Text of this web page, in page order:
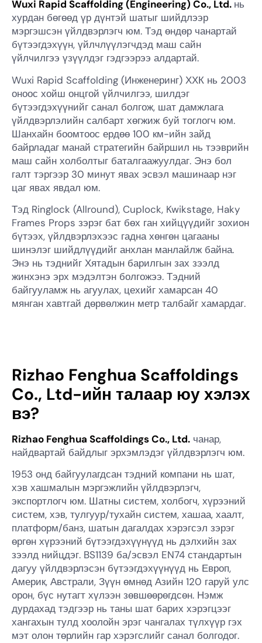
Wuxi Rapid Scaffolding (Engineering) Co., Ltd. нь
хурдан бөгөөд үр дүнтэй шатыг шийдлээр
мэргэшсэн үйлдвэрлэгч юм. Тэд өндөр чанартай
бүтээгдэхүүн, үйлчлүүлэгчдэд маш сайн
үйлчилгээ үзүүлдэг гэдгээрээ алдартай.
Wuxi Rapid Scaffolding (Инженеринг) ХХК нь 2003
оноос хойш онцгой үйлчилгээ, шилдэг
бүтээгдэхүүнийг санал болгож, шат дамжлага
үйлдвэрлэлийн салбарт хөгжиж буй тоглогч юм.
Шанхайн боомтоос ердөө 100 км-ийн зайд
байрладаг манай стратегийн байршил нь тээврийн
маш сайн холболтыг баталгаажуулдаг. Энэ бол
галт тэргээр 30 минут явах эсвэл машинаар нэг
цаг явах явдал юм.
Тэд Ringlock (Allround), Cuplock, Kwikstage, Haky
Frames Props зэрэг бат бөх ган хийцүүдийг зохион
бүтээх, үйлдвэрлэхээс гадна хөнгөн цагааны
шинэлэг шийдлүүдийг анхлан манлайлж байна.
Энэ нь тэднийг Хятадын барилгын зах зээлд
жинхэнэ эрх мэдэлтэн болгожээ. Тэдний
байгууламж нь агуулах, цехийг хамарсан 40
мянган хавтгай дөрвөлжин метр талбайг хамардаг.
Rizhao Fenghua Scaffoldings
Co., Ltd-ийн талаар юу хэлэх
вэ?
Rizhao Fenghua Scaffoldings Co., Ltd. чанар,
найдвартай байдлыг эрхэмлэдэг үйлдвэрлэгч юм.
1953 онд байгуулагдсан тэдний компани нь шат,
хэв хашмалын мэргэжлийн үйлдвэрлэгч,
экспортлогч юм. Шатны систем, холбогч, хүрээний
систем, хэв, тулгуур/тухайн систем, хашаа, хаалт,
платформ/банз, шатын дагалдах хэрэгсэл зэрэг
өргөн хүрээний бүтээгдэхүүнүүд нь дэлхийн зах
зээлд нийцдэг. BS1139 ба/эсвэл EN74 стандартын
дагуу үйлдвэрлэсэн бүтээгдэхүүнүүд нь Европ,
Америк, Австрали, Зүүн өмнөд Азийн 120 гаруй улс
орон, бүс нутагт хүлээн зөвшөөрөгдсөн. Нэмж
дурдахад тэдгээр нь таны шат барих хэрэгцээг
хангахын тулд хоолойн эрэг чангалах түлхүүр гэх
мэт олон төрлийн гар хэрэгслийг санал болгодог.